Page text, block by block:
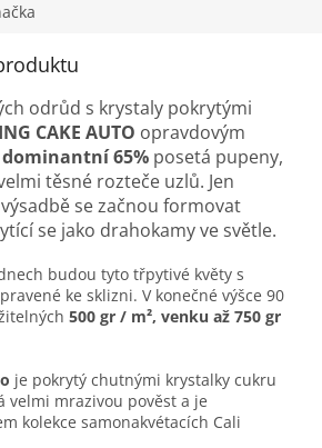
odrůd s krystaly pokrytými
CAKE AUTO opravdovým
65% posetá pupeny,
těsné rozteče uzlů. Jen
se začnou formovat
se jako drahokamy ve světle.
budou tyto třpytivé květy s
ke sklizni. V konečné výšce 90
500 gr / m², venku až 750 gr
je pokrytý chutnými krystalky cukru
velmi mrazivou pověst a je
kolekce samonakvétacích Cali